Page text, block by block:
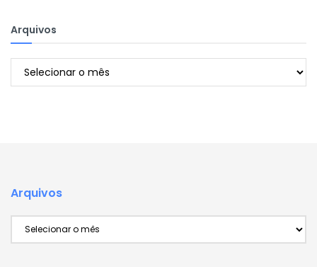
Arquivos
Arquivos
Arquivos
Arquivos